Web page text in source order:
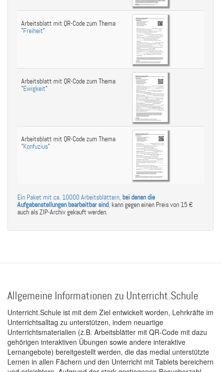
Arbeitsblatt mit QR-Code zum Thema
"Freiheit"
Arbeitsblatt mit QR-Code zum Thema
"Ewigkeit"
Arbeitsblatt mit QR-Code zum Thema
"Konfuzius"
Ein Paket mit ca. 10000 Arbeitsblättern, bei denen die
Aufgabenstellungen bearbeitbar sind, kann gegen einen Preis von 15 €
auch als ZIP-Archiv gekauft werden.
Allgemeine Informationen zu Unterricht.Schule
Unterricht.Schule ist mit dem Ziel entwickelt worden, Lehrkräfte im
Unterrichtsalltag zu unterstützen, indem neuartige
Unterrichtsmaterialien (z.B. Arbeitsblätter mit QR-Code mit dazu
gehörigen interaktiven Übungen sowie andere interaktive
Lernangebote) bereitgestellt werden, die das medial unterstützte
Lernen in allen Fächern und den Unterricht mit Tablets bereichern